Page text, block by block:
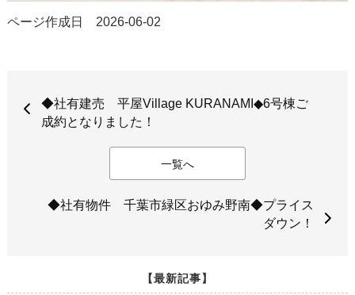
ページ作成日 2026-06-02
◆社有建売 平屋Village KURANAMI◆6号棟ご
成約となりました！
一覧へ
◆社有物件 千葉市緑区おゆみ野南◆プライス
ダウン！
【最新記事】